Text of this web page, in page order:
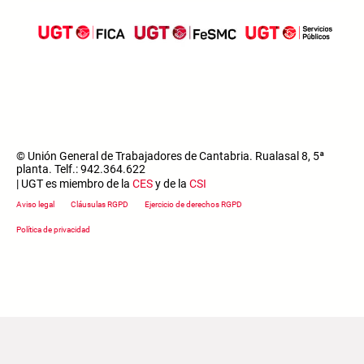
© Unión General de Trabajadores de Cantabria. Rualasal 8, 5ª
planta. Telf.: 942.364.622
| UGT es miembro de la CESy de la CSI
Footer menu
Aviso legal Cláusulas RGPD Ejercicio de derechos RGPD
Política de privacidad